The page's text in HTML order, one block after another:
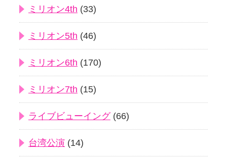
ミリオン4th (33)
ミリオン5th (46)
ミリオン6th (170)
ミリオン7th (15)
ライブビューイング(66)
台湾公演 (14)